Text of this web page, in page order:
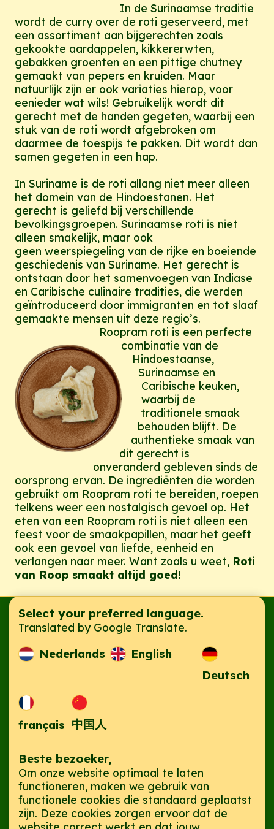
In de Surinaamse traditie
wordt de curry over de roti geserveerd, met
een assortiment aan bijgerechten zoals
gekookte aardappelen, kikkererwten,
gebakken groenten en een pittige chutney
gemaakt van pepers en kruiden. Maar
natuurlijk zijn er ook variaties hierop, voor
eenieder wat wils! Gebruikelijk wordt dit
gerecht met de handen gegeten, waarbij een
stuk van de roti wordt afgebroken om
daarmee de toespijs te pakken. Dit wordt dan
samen gegeten in een hap.
In Suriname is de roti allang niet meer alleen
het domein van de Hindoestanen. Het
gerecht is geliefd bij verschillende
bevolkingsgroepen. Surinaamse roti is niet
alleen smakelijk, maar ook
geen weerspiegeling van de rijke en boeiende
geschiedenis van Suriname. Het gerecht is
ontstaan door het samenvoegen van Indiase
en Caribische culinaire tradities, die werden
geïntroduceerd door immigranten en tot slaaf
gemaakte mensen uit deze regio’s.
Roopram roti is een perfecte
combinatie van de
Hindoestaanse,
Surinaamse en
Caribische keuken,
waarbij de
traditionele smaak
behouden blijft. De
authentieke smaak van
dit gerecht is
onveranderd gebleven sinds de
oorsprong ervan. De ingrediënten die worden
gebruikt om Roopram roti te bereiden, roepen
telkens weer een nostalgisch gevoel op. Het
eten van een Roopram roti is niet alleen een
feest voor de smaakpapillen, maar het geeft
ook een gevoel van liefde, eenheid en
verlangen naar meer. Want zoals u weet, Roti
van Roop smaakt altijd goed!
Select your preferred language.
Translated by Google Translate.
Nederlands
English
Deutsch
français 中国人
Beste bezoeker,
Om onze website optimaal te laten
functioneren, maken we gebruik van
functionele cookies die standaard geplaatst
zijn. Deze cookies zorgen ervoor dat de
Hoofdvestiging
Jaka B.V.
Mathenesserplein 89, 3022 LD
Rotterdam, Zuid-Holland
Telefoon:
Mail:roopram@roopram.info
KVK: 24334772 | BTW: 810806071
Developed & Designed With
BySudarshan
Maheshin Rotterdam, The Netherlands
© 2002 - 2026, Jaka B.V. | Roopram Roti